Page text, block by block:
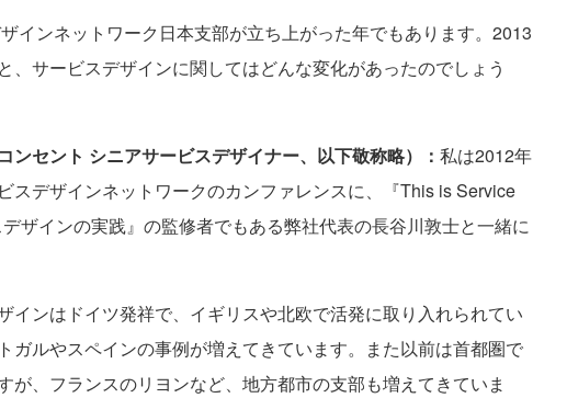
インネットワーク日本支部が立ち上がった年でもあります。2013
、サービスデザインに関してはどんな変化があったのでしょう
ンセント シニアサービスデザイナー、以下敬称略）： 私は2012年
スデザインネットワークのカンファレンスに、『This is Service
ザインの実践』の監修者でもある弊社代表の長谷川敦士と一緒に
インはドイツ発祥で、イギリスや北欧で活発に取り入れられてい
ガルやスペインの事例が増えてきています。また以前は首都圏で
が、フランスのリヨンなど、地方都市の支部も増えてきていま